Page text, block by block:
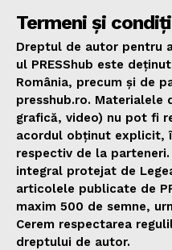
Termeni și
Dreptul de autor pentru
ul PRESShub este
România, precum și de
presshub.ro.
grafică, video) nu pot fi
acordul obținut explicit,
respectiv de la
integral protejat de
articolele publicate de
maxim 500 de semne,
Cerem respectarea
dreptului de autor.